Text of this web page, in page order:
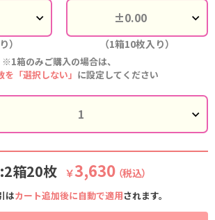
） （1箱10枚入り）
※1箱のみご購入の場合は、
を「選択しない」 に設定してください
箱20枚 ￥3,630 （税込）
はカート追加後に自動で適用されます。